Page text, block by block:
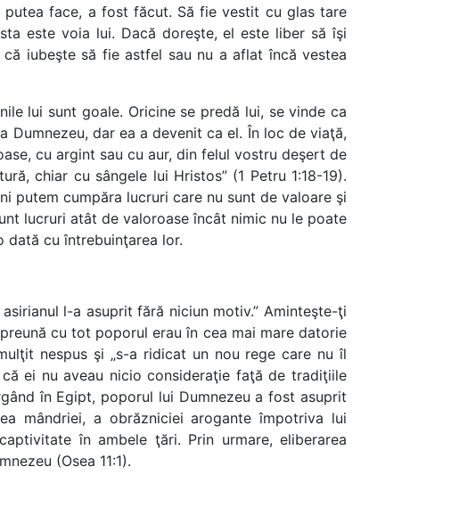
face, a fost făcut. Să fie vestit cu glas tare
este voia lui. Dacă doreşte, el este liber să îşi
iubeşte să fie astfel sau nu a aflat încă vestea
lui sunt goale. Oricine se predă lui, se vinde ca
dar ea a devenit ca el. În loc de viaţă,
cu argint sau cu aur, din felul vostru deşert de
chiar cu sângele lui Hristos” (1 Petru 1:18-19).
putem cumpăra lucruri care nu sunt de valoare şi
lucruri atât de valoroase încât nimic nu le poate
dată cu întrebuinţarea lor.
l-a asuprit fără niciun motiv.” Aminteşte-ţi
cu tot poporul erau în cea mai mare datorie
nespus şi „s-a ridicat un nou rege care nu îl
ei nu aveau nicio consideraţie faţă de tradiţiile
în Egipt, poporul lui Dumnezeu a fost asuprit
mândriei, a obrăzniciei arogante împotriva lui
în ambele ţări. Prin urmare, eliberarea
(Osea 11:1).